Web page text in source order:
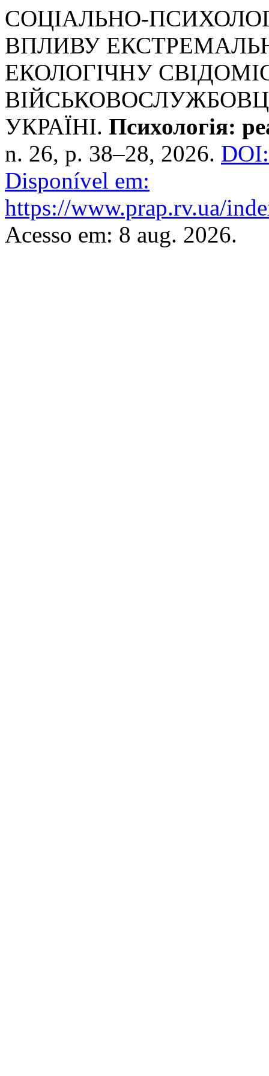
СОЦІАЛЬНО-
ВПЛИВУ
ЕКОЛОГІЧНУ
УКРАЇНІ. Психологія:
n. 26, p. 38–28, 2026.
Disponível em:
https://www.prap.rv.ua/
Acesso em: 8 aug. 2026.